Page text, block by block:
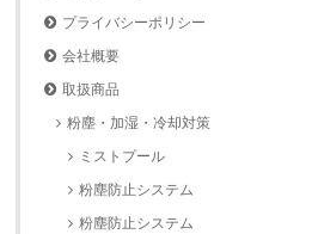
プライバシーポリシー
会社概要
取扱商品
粉塵・加湿・冷却対策
ミストプール
粉塵防止システム
粉塵防止システム